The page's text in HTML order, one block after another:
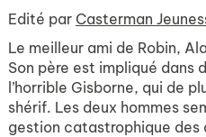
Edité par Casterman
Le meilleur ami de Robin,
Son père est impliqué dans
l’horrible Gisborne, qui de
shérif. Les deux hommes
gestion catastrophique